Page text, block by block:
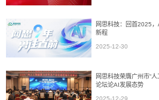
网思科技：回首2025
新程
2025-12-30
网思科技荣膺广州市“
论坛论AI发展态势